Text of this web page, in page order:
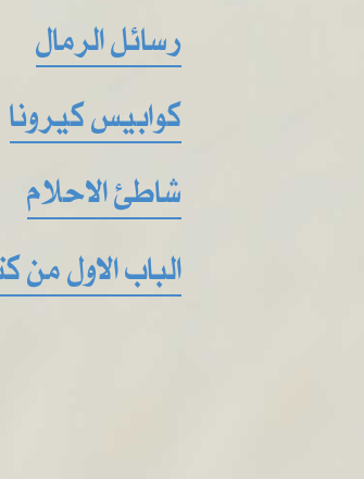
رسائل الرمال
كوابيس كيرونا
شاطئ الاحلام
الباب الاول من